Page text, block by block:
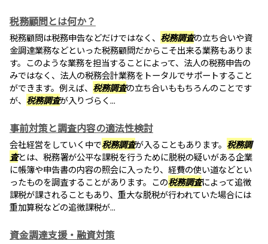
税務顧問とは何か？
税務顧問は税務申告などだけではなく、 税務調査の立ち合いや資
金調達業務などといった税務顧問だからこそ出来る業務もありま
す。このような業務を担当することによって、法人の税務申告の
みではなく、法人の税務会計業務をトータルでサポートすること
ができます。例えば、 税務調査の立ち合いももちろんのことです
が、 税務調査が入りづらく...
事前対策と調査内容の適法性検討
会社経営をしていく中で税務調査が入ることもあります。 税務調
査とは、税務署が公平な課税を行うために脱税の疑いがある企業
に帳簿や申告書の内容の照会に入ったり、経費の使い道などとい
ったものを調査することがあります。この税務調査によって追徴
課税が課されることもあり、重大な脱税が行われていた場合には
重加算税などの追徴課税が...
資金調達支援・融資対策